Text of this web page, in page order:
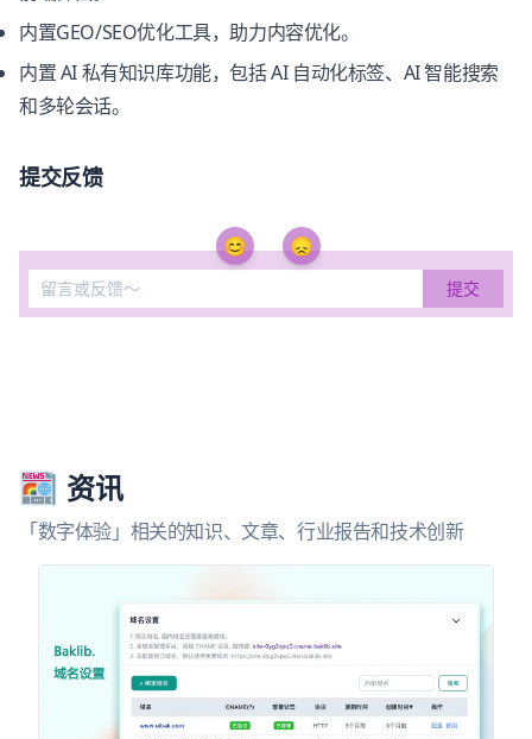
内置GEO/SEO优化工具，助力内容优化。
内置 AI 私有知识库功能，包括 AI 自动化标签、AI 智能搜索
和多轮会话。
提交反馈
😊 😞
资讯
「数字体验」相关的知识、文章、行业报告和技术创新